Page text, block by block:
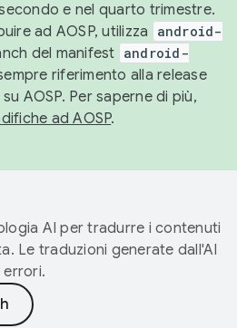
e nel quarto trimestre.
ad AOSP, utilizza
android-
del manifest android-
riferimento alla release
AOSP. Per saperne di più,
ad AOSP.
AI per tradurre i contenuti
Le traduzioni generate dall'AI